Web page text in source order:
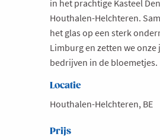
in het prachtige Kasteel
Houthalen-Helchteren.
het glas op een sterk
Limburg en zetten we onze
bedrijven in de bloemetjes.
Locatie
Houthalen-Helchteren, BE
Prijs